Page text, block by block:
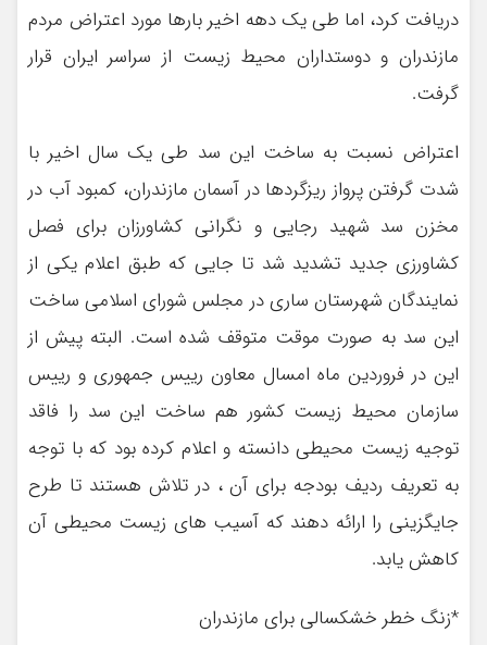
دریافت کرد، اما طی یک دهه اخیر بارها مورد اعتراض مردم
مازندران و دوستداران محیط زیست از سراسر ایران قرار
گرفت.
اعتراض نسبت به ساخت این سد طی یک سال اخیر با
شدت گرفتن پرواز ریزگردها در آسمان مازندران، کمبود آب در
مخزن سد شهید رجایی و نگرانی کشاورزان برای فصل
کشاورزی جدید تشدید شد تا جایی که طبق اعلام یکی از
نمایندگان شهرستان ساری در مجلس شورای اسلامی ساخت
این سد به صورت موقت متوقف شده است. البته پیش از
این در فروردین ماه امسال معاون رییس جمهوری و رییس
سازمان محیط زیست کشور هم ساخت این سد را فاقد
توجیه زیست محیطی دانسته و اعلام کرده بود که با توجه
به تعریف ردیف بودجه برای آن ، در تلاش هستند تا طرح
جایگزینی را ارائه دهند که آسیب های زیست محیطی آن
کاهش یابد.
*زنگ خطر خشکسالی برای مازندران